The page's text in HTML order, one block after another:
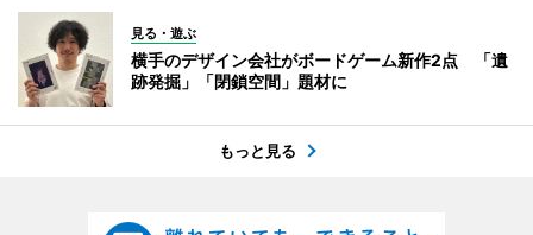
見る・遊ぶ
横手のデザイン会社がボードゲーム新作2点 「遺
跡発掘」「閉鎖空間」題材に
もっと見る